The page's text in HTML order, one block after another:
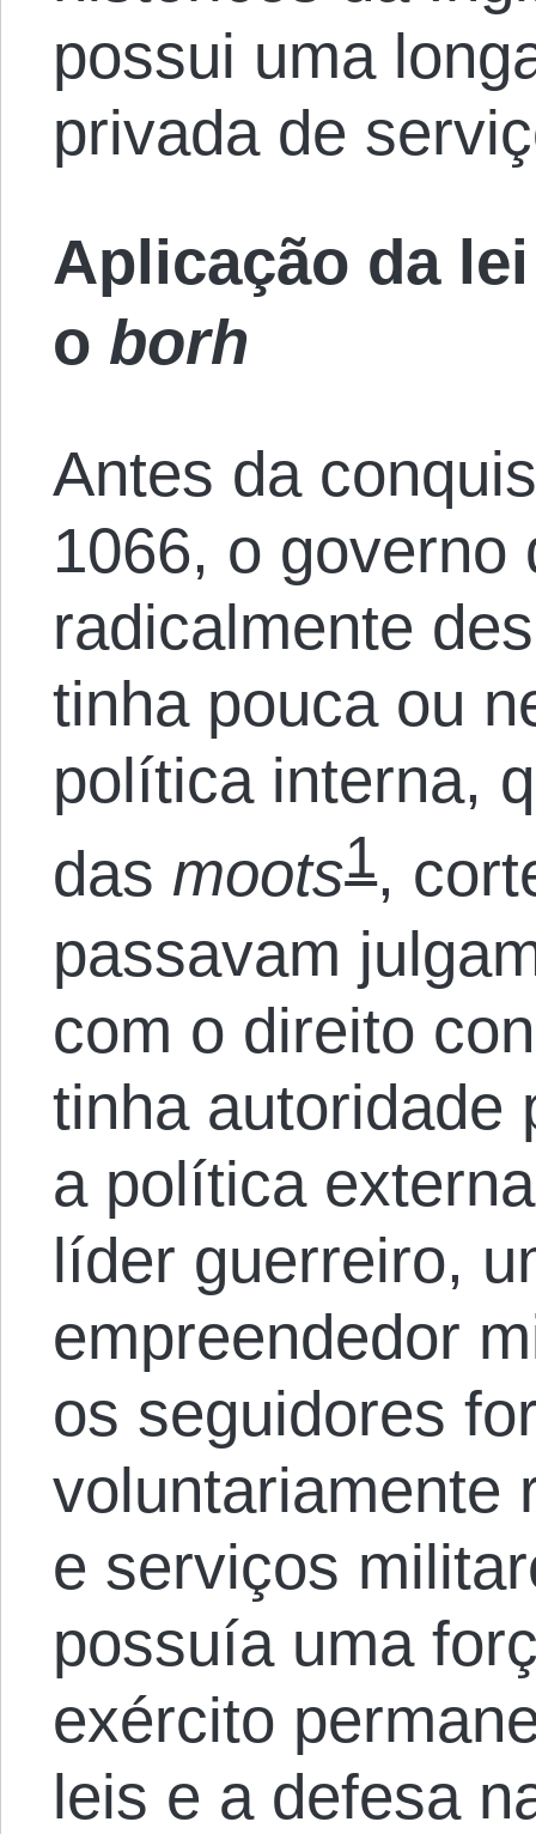
possui uma
privada de
Aplicação da
o borh
Antes da
1066, o governo
radicalmente
tinha pouca ou
política interna,
das moots1,
passavam
com o direito
tinha autoridade
a política
líder guerreiro,
empreendedor
os seguidores
voluntariamente
e serviços
possuía uma
exército
leis e a defesa